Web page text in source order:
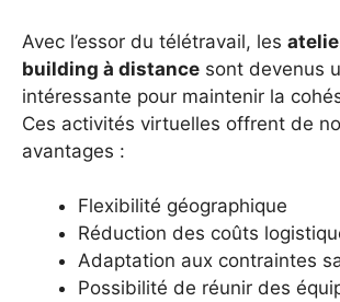
Avec l’essor du télétravail, les
building à distance sont devenus
intéressante pour maintenir la
Ces activités virtuelles offrent de
avantages :
Flexibilité géographique
Réduction des coûts
Adaptation aux contraintes
Possibilité de réunir des